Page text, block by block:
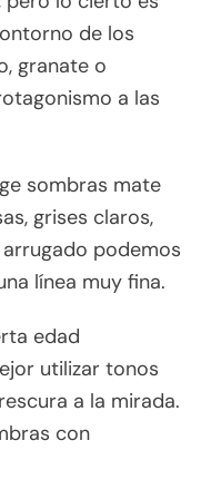
de los
granate o
a las
sombras mate
grises claros,
podemos
línea muy fina.
edad
utilizar tonos
a la mirada.
con